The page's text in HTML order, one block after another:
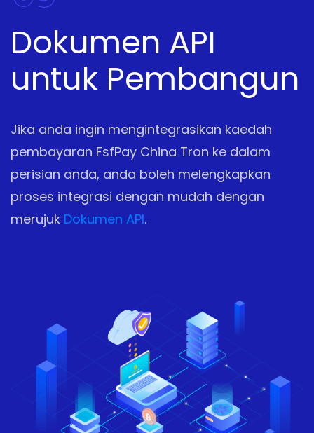
Dokumen API
untuk Pembangun
Jika anda ingin mengintegrasikan kaedah
pembayaran FsfPay China Tron ke dalam
perisian anda, anda boleh melengkapkan
proses integrasi dengan mudah dengan
merujuk Dokumen API.